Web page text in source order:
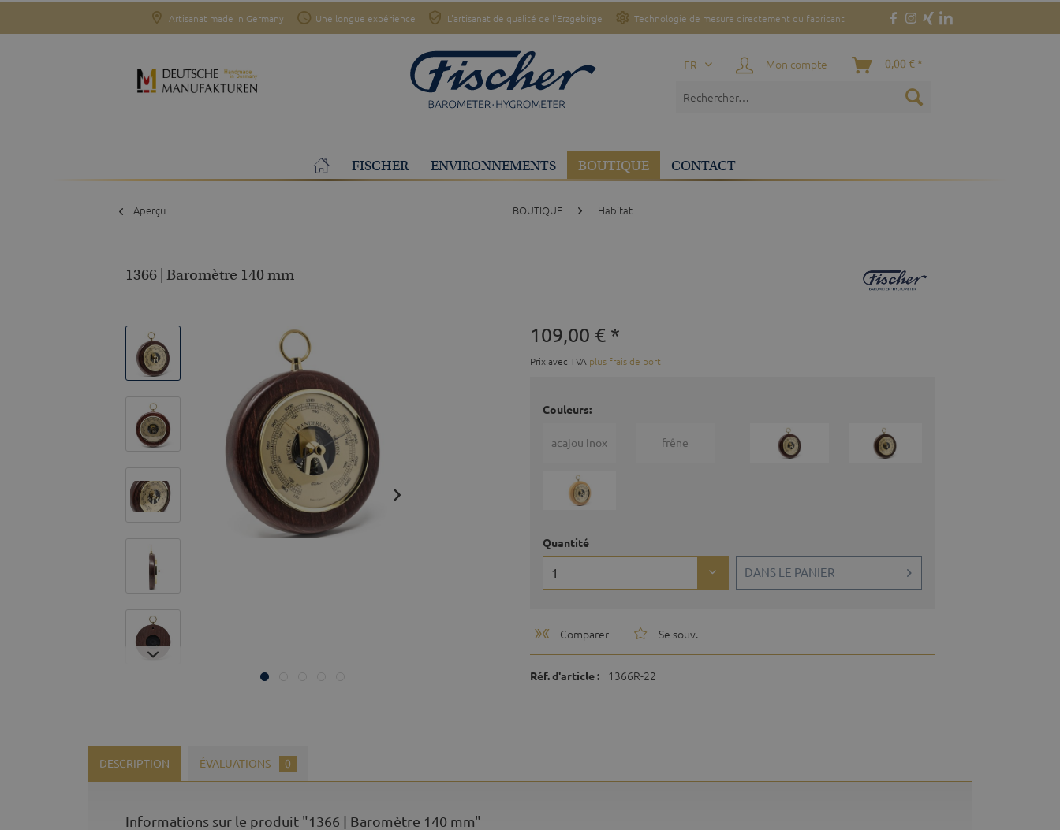
Artisanat made in Germany Une longue expérience L'artisanat de qualité de l'Erzgebirge Technologie de mesure directement du fabricant
FR Mon compte 0,00 € *
FISCHER ENVIRONNEMENTS BOUTIQUE CONTACT
Aperçu BOUTIQUE Habitat
1366 | Baromètre 140 mm
109,00 € *
Prix avec TVA plus frais de port
Couleurs:
acajou inox frêne
Quantité
DANS LE PANIER
Comparer Se souv.
Réf. d'article : 1366R-22
DESCRIPTION ÉVALUATIONS 0
Informations sur le produit "1366 | Baromètre 140 mm"